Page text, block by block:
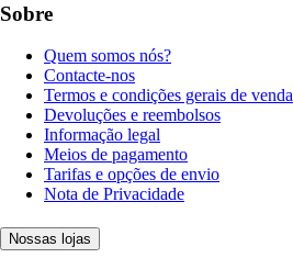
Sobre
Quem somos nós?
Contacte-nos
Termos e condições gerais de venda
Devoluções e reembolsos
Informação legal
Meios de pagamento
Tarifas e opções de envio
Nota de Privacidade
Nossas lojas